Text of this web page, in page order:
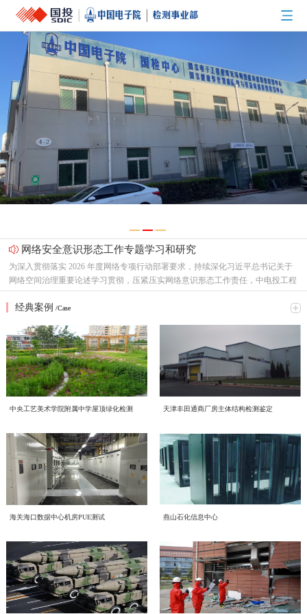
网络安全意识形态工作专题学习和研究
为深入贯彻落实 2026 年度网络专项行动部署要求，持续深化习近平总书记关于
网络空间治理重要论述学习贯彻，压紧压实网络意识形态工作责任，中电投工程
研究检测评定中心有限公司（以下简称“中心”）党总支召开专题支委会，集中研
究网络意识形态重点工作，全面梳理工作提升方向、明确落实举措。结合本次会
态工作核心意义互联网是意识形态斗争的主阵地、主战场、最前沿，网络意识形
态安全直接关系政治安全、舆论安全和单位长远发展。习近平总书记深刻指
出；“过不了互联网这一关，就过不了长期执政这一关，必须坚持正能量是总要
求、管得住是硬道理、用得好是真本事，持续健全网络生态治理长效机制，营造
风清气正的网络空间”。中心运营自有新媒体宣传平台，党员、职工线上交流、
对外业务宣传频次高，各类线上内容发布、网络言论行为都直接代表单位形象、
力，摒弃 “重业务、轻网信” 的片面认知，把网络意识形态工作摆在党建重点位
置，坚持守土有责、守土负责、守土尽责，牢牢管好、守好、用好各类网络阵
地。二、对标专项部署，明晰网络意识形态两大重点工作任务会议传达上级
2026 年度网络专项行动工作要求，结合中心运营管理实际，梳理当前网络意识
形态工作提升方向，明确两项核心工作抓手：（一）从严规范新媒体平台发布流
程，刚性落实 “三校三审” 机制新媒体是对外宣传、传递单位声音的重要载体，
内容导向容不得半点疏漏。将继续完善中心自有新媒体平台信息发布全流程管控
审” 制度：落实三级审核流程，每一级审核均留存书面或线上审核记录，做到全
程可追溯；2. 严把内容导向关口：所有对外发布图文、短视频、工作动态、宣传
材料，必须坚守正确政治方向、舆论导向、价值取向，重点核查政策表述、行业
宣传、对外口径，杜绝模糊表述、片面化表达、导向偏差内容上线；3. 常态化开
展平台自查自纠，定期梳理历史发布内容，及时清理过时、存在风险隐患的信
息，建立宣传内容负面清单，从源头防范舆情风险。（二）常态化开展党员专题
节能新起点，低碳向未来！
明的环保知识学习活动，积极响应2026年全国低碳日“绿色转型 全民同行”主题号
召。一、三部宣传片，共学绿色理念 本次学习重点围绕三部权威宣传片展开，
三部宣传片，视角不同、侧重各异，但指向同一个目标——让绿色低碳成为每个
人的行动自觉。 2026年全国低碳日“绿色转型 全民同行”主题宣传片 由生态环境
部发布，紧扣今年全国低碳日主题，号召全社会共同参与绿色转型，强调低碳发
来”主题视频 聚焦工业和信息化系统节能降碳实践，展示各领域在节能提效、绿
能降碳《守望未来》主题宣传片 以公共机构为切入点，讲述节能降碳背后的责
任与担当，传递"节约资源就是守护未来"的理念，展现公共机构在绿色转型中的
示范引领作用。二、立足"十五五"，践行全流程绿色理念在中国电子工程设计院
股份有限公司的引领下，我们立足“十五五”碳排放双控新要求，从设计、施工到
运维全流程践行绿色发展理念。 设计阶段，优先采用节能环保技术方案，从源
运维阶段，持续优化能源管理，以精细化运营实现长效减碳。三、从点滴做起，
纸，选择绿色出行让我们携手共建低碳企业，为美丽中国贡献力量！
喜报！中电投工程研究检测评定中心成功获批CNAS温室气体
审定与核查认可资质
近日，中电投工程研究检测评定中心有限公司（以下简称中心）顺利通过中国合
格评定国家认可委员会（CNAS）严格评审，成功取得温室气体审定和核查分项
认可资质，认可注册号为CNAS VV048-EI。此次资质的成功获批，标志着中心
温室气体核查、碳资产管理与低碳技术服务能力正式获得国家级、国际化权威认
委员会（CNAS）是国内权威的实验室与检验检测机构认可机构，其认可资质具
备国际互认效力，严格遵循ISO 14064系列国际标准及国家温室气体审定核查相
关准则，评审标准严苛、涵盖范围全面，是衡量机构碳核查技术能力、公正性与
权威性的核心标杆，获得该项认可意味着机构出具的温室气体审定、核查结果可
获得全球多个国家和地区的认可，具备极强的公信力与法律效力。 评审过程
中，CNAS评审组通过资料审核、现场核查、体系核查等多维度、全流程严苛评
审，对中心温室气体量化核算、排放核查、数据溯源管理、质量管理体系等核心
管理程序以及严谨的技术服务流程，最终确认中心完全符合温室气体审定与核查
机构认可规范要求，准予获批相关认可资质。 作为深耕工程检测、评定与绿色
低碳技术服务领域的专业机构，中电投工程研究检测评定中心有限公司长期聚
焦“双碳”战略落地，深耕绿色低碳产业赛道，持续完善碳服务技术体系，组建专
业碳核查技术团队，深耕电子电气设备，工业机械，食品，土木工程，建材等多
赋能合规高质量发展 中电投检测中心承接国投健康公司启动
力企业高质量、可持续、安全化发展，中国电子工程设计院股份有限公司全资子
公司中电投工程研究检测评定中心有限公司（以下简称“中电投检测中心”）承接
了国投健康产业投资有限公司（以下简称“国投健康”）质量、环境、职业健康安
全管理三体系建设项目。并于近日组织召开质量、环境、职业健康安全管理三体
系建设项目启动会。本次启动的三体系建设，严格对标 GB/T 19001-2016/ISO
9001:2015质量管理体系、GB/T 24001-2016/ISO 14001:2015环境管理体系、GB/T
45001-2020/ISO 45001:2018职业健康安全管理体系。结合标准条款和国投健康运
程工作安排，确保体系建设贴合企业实际经营情况，真正实现标准化落地、常态
化运行、长效化赋能。作为本次三体系建设工作的技术支撑单位，中电投检测中
心将持续推进国投健康三体系建设、运行、认证工作，以标准化管理赋能健康产
业高质量发展，助力国投健康全力打造管理规范、服务优质、安全可控、可持续
发展的长效管理机制。
CECS协会标准《电子工业化学品系统验收标准（送审稿）》
审查会顺利召开
近日，由中国电子工程设计院股份有限公司国家电子工程建筑及环境性能质量检
验检测中心主编的中国工程建设标准化协会标准《电子工业化学品系统验收标准
（送审稿）》（以下简称《标准》）审查会在北京召开。近年来，随着国内半导
体集成电路、平板显示等行业的快速发展，高纯化学品系统作为整个电子工程建
学品系统质量和验收细则的标准缺失，现行GB 50781、等标准多是从设计、建
造的角度，对电子工业气体系统进行技术规定，从质量控制角度目前的做法基本
是引用SEMI、ASTM等国外标准，一方面缺少技术一致性，另一方面制约了国
内相关产业的发展。本标准从立项开始，就得到了CECS 电子工程分会的大力支
持和行业的高度关注，组建了涵盖业主单位、设计院、施工单位、材料和设备供
应商、检测和技术服务机构等20多家参编单位的编制组。中国工程建设标准化协
中电投检测中心为工业建筑进行火灾后检测鉴定—全维度检
近期，我中心针对某电厂烟囱火灾事件完成全面检测鉴定工作。本次鉴定严格依
准》等国家标准，通过实体检测、温度场仿真、力学分析等多维度评估，明确烟
囱结构现状及后续处置方向，为电厂安全生产提供科学支撑。（1）全维度检测
覆盖 核心指标符合规范本次检测首先核查烟囱结构体系及平面布置，确认该钢
筋混凝土筒体整体布置与原设计图纸完全一致。地基基础未见不均匀沉降、滑移
或整体倾斜现象，后续仍需按规范持续开展沉降观测。外观质量检查显示，火灾
环境噪声检测，守护城市声环境质量
随着我国经济发展和城市化进程的加速，噪声污染已成为现代社会中一个日益突
出的环境问题。环境噪声检测作为治理噪声污染的重要环节，对提升环境的健康
及舒适度具有重要意义。 中电投工程研究检测评定中心有限公司（以下简称中
结构检测的智能化升级路径——智慧监测赋能工业装备
经典案例 /Case
中央工艺美术学院附属中学屋顶绿化检测 天津丰田通商厂房主体结构检测鉴定
海关海口数据中心机房PUE测试 燕山石化信息中心